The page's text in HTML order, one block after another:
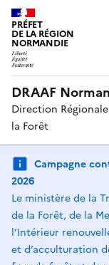
PRÉFET
DE LA RÉGION
NORMANDIE
DRAAF
Direction
la Forêt
Campagne
2026
Le ministère de la
de la Forêt, de la
l’Intérieur
et d’acculturation